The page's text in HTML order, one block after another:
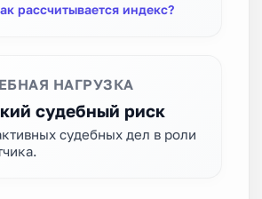
рассчитывается индекс?
НАГРУЗКА
судебный риск
судебных дел в роли